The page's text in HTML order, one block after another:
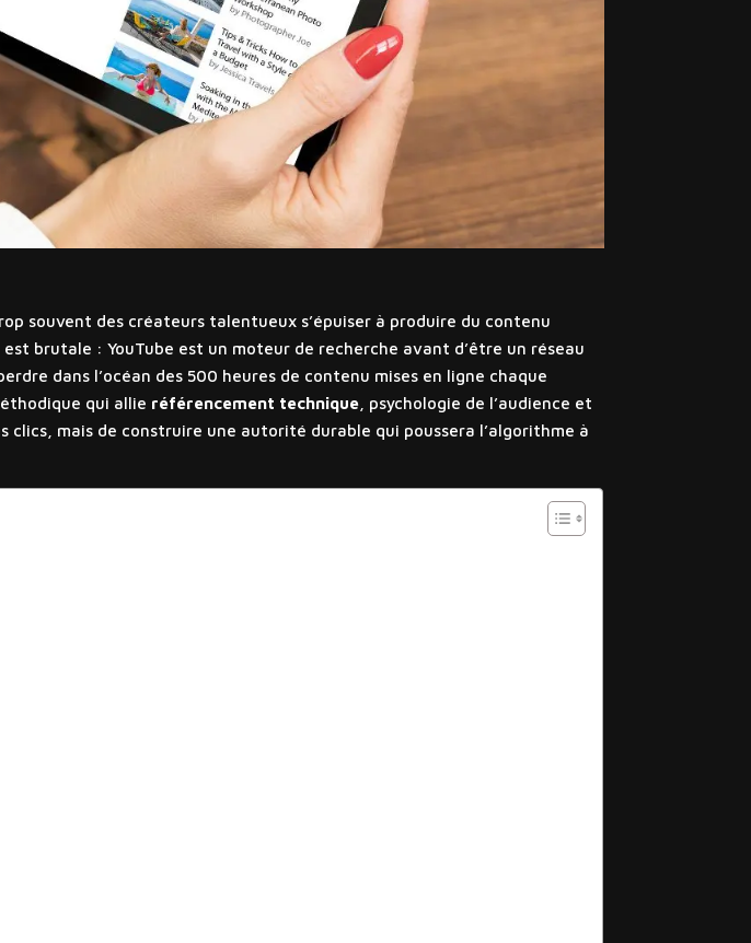
souvent des créateurs talentueux s’épuiser à produire du contenu
brutale : YouTube est un moteur de recherche avant d’être un réseau
dans l’océan des 500 heures de contenu mises en ligne chaque
qui allie référencement technique , psychologie de l’audience et
mais de construire une autorité durable qui poussera l’algorithme à